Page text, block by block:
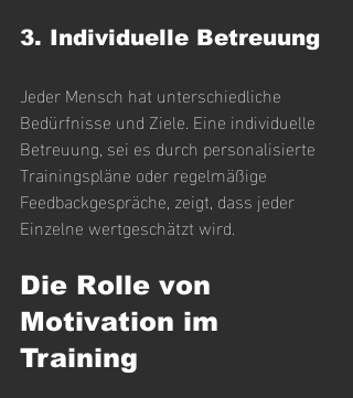
3. Individuelle Betreuung
Jeder Mensch hat unterschiedliche
Bedürfnisse und Ziele. Eine individuelle
Betreuung, sei es durch personalisierte
Trainingspläne oder regelmäßige
Feedbackgespräche, zeigt, dass jeder
Einzelne wertgeschätzt wird.
Die Rolle von
Motivation im
Training